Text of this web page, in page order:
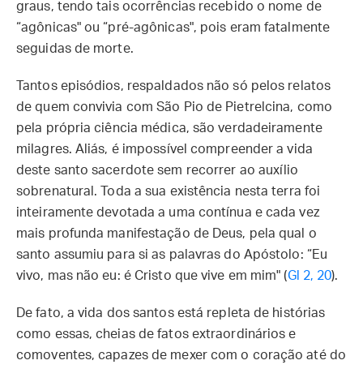
graus, tendo tais ocorrências recebido o nome de
“agônicas" ou “pré-agônicas", pois eram fatalmente
seguidas de morte.
Tantos episódios, respaldados não só pelos relatos
de quem convivia com São Pio de Pietrelcina, como
pela própria ciência médica, são verdadeiramente
milagres. Aliás, é impossível compreender a vida
deste santo sacerdote sem recorrer ao auxílio
sobrenatural. Toda a sua existência nesta terra foi
inteiramente devotada a uma contínua e cada vez
mais profunda manifestação de Deus, pela qual o
santo assumiu para si as palavras do Apóstolo: “Eu
vivo, mas não eu: é Cristo que vive em mim" (Gl 2, 20).
De fato, a vida dos santos está repleta de histórias
como essas, cheias de fatos extraordinários e
comoventes, capazes de mexer com o coração até do